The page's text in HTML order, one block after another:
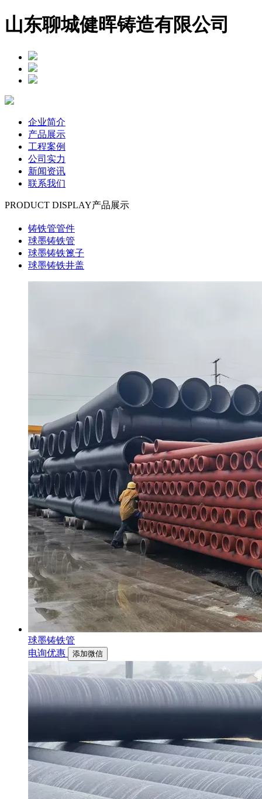
山东聊城健晖铸造有限公司
企业简介
产品展示
工程案例
公司实力
新闻资讯
联系我们
PRODUCT DISPLAY产品展示
铸铁管管件
球墨铸铁管
球墨铸铁篦子
球墨铸铁井盖
球墨铸铁管
电询优惠
添加微信